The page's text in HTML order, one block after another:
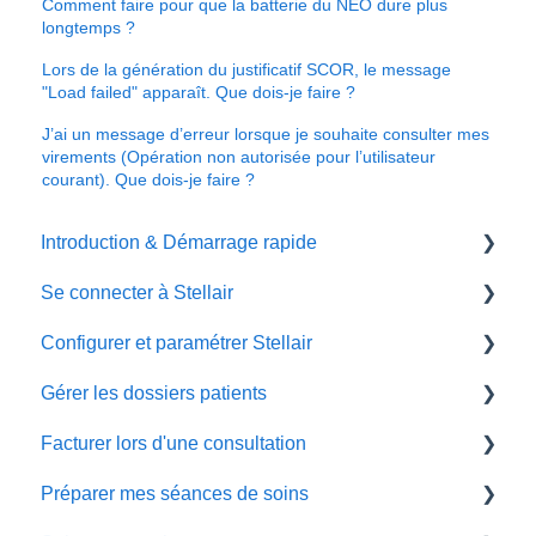
Comment faire pour que la batterie du NEO dure plus
longtemps ?
Lors de la génération du justificatif SCOR, le message
"Load failed" apparaît. Que dois-je faire ?
J’ai un message d’erreur lorsque je souhaite consulter mes
virements (Opération non autorisée pour l’utilisateur
courant). Que dois-je faire ?
Introduction & Démarrage rapide
Paramédicaux
Se connecter à Stellair
Mon compte
Les comptes collaborateurs & remplaçants
La supervision
Se connecter avec sa carte CPS
Configurer et paramétrer Stellair
Favoris
Côté administratif
Pour faciliter mes FSE
Gérer les dossiers patients
La fiche du patient
Avec carte Vitale
Facturer lors d'une consultation
Création d'une facture
Préparer mes séances de soins